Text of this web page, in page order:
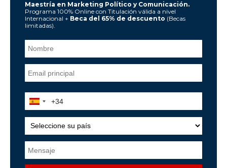
Maestría en Marketing Político y Comunicación.
Programa 100% Online con Titulación válida a nivel
Internacional + Beca del 65% de descuento (Becas
limitadas).